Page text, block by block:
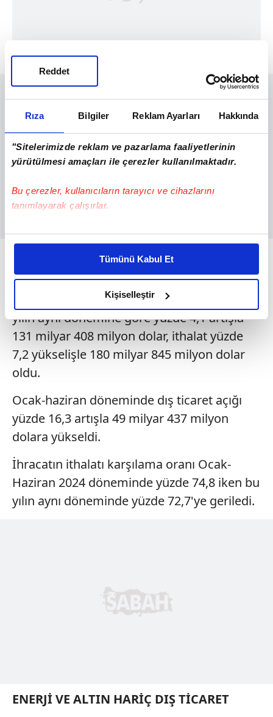
Rıza Bilgiler Reklam Ayarları Hakkında
"Sitelerimizde reklam ve pazarlama faaliyetlerinin
yürütülmesi amaçları ile çerezler kullanılmaktadır.
Bu çerezler, kullanıcıların tarayıcı ve cihazlarını
tanımlayarak çalışırlar.
Bu çerezlere izin vermeniz halinde sizlere özel
daha iyi reklam deneyimi yaşatabiliriz. Bunu yaparken
amacımızın size daha iyi bir reklam deneyimi sunmak
olduğunu ve sizlere en iyi içerikleri sunabilmek adına
elimizden gelen çabayı gösterdiğimizi ve bu noktada,
reklamların maliyetlerimizi karşılamak noktasında tek gelir
kalemimiz olduğunu sizlere hatırlatmak isteriz.
Her halükârda, kullanıcılar, bu çerezlere izin vermedikleri
gösterilmeyecektir."
Sizlere daha iyi bir hizmet sunabilmek için İnternet
Sitemizde kendimize ve üçüncü kişilere ait çerezler
kullanılmaktadır. Bu çerezler vasıtasıyla çeşitli kişisel
verileriniz işlenmekte olup gerekli olan çerezler bilgi
toplumu hizmetlerinin sunulması amacıyla
kullanılmaktadır. Diğer çerezler, sitemizin daha işlevsel
vasıtasıyla belirleyebilirsiniz. Çerezlere ilişkin detaylı bilgi
için Ayarlar butonuna tıklayabilir, Çerez Bilgilendirme
ziyaret edebilirsiniz.
Tümünü Kabul Et
Kişiselleştir
Reddet
OCAK-HAZİRAN DÖNEMİNDE DIŞ
TİCARET AÇIĞI YÜZDE 16,3 ARTTI
Ocak-haziran döneminde de ihracat geçen
yılın aynı dönemine göre yüzde 4,1 artışla
131 milyar 408 milyon dolar, ithalat yüzde
7,2 yükselişle 180 milyar 845 milyon dolar
oldu.
Ocak-haziran döneminde dış ticaret açığı
yüzde 16,3 artışla 49 milyar 437 milyon
dolara yükseldi.
İhracatın ithalatı karşılama oranı Ocak-
Haziran 2024 döneminde yüzde 74,8 iken bu
yılın aynı döneminde yüzde 72,7'ye geriledi.
ENERJİ VE ALTIN HARİÇ DIŞ TİCARET